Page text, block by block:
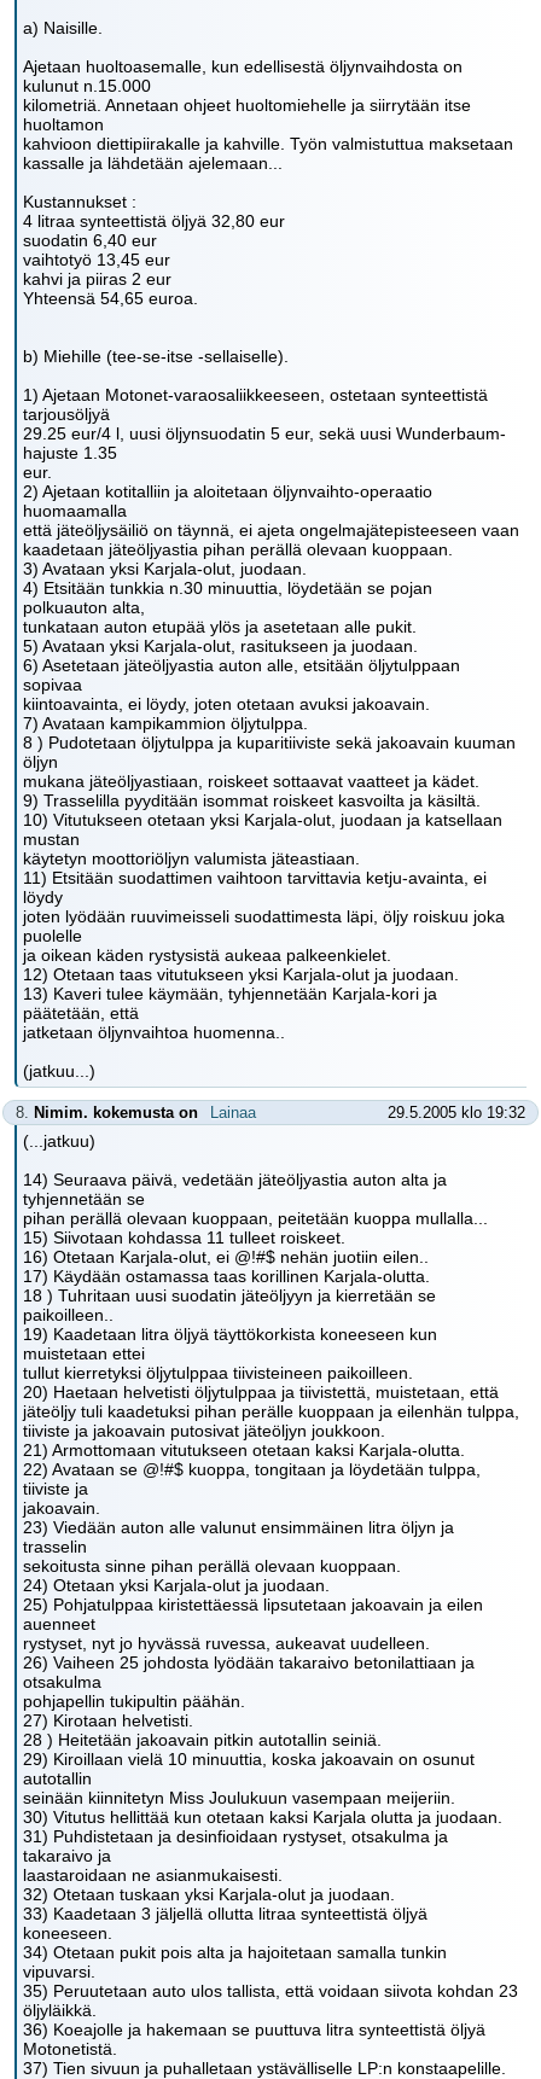
a) Naisille.
Ajetaan huoltoasemalle, kun edellisestä öljynvaihdosta on
kulunut n.15.000
kilometriä. Annetaan ohjeet huoltomiehelle ja siirrytään itse
huoltamon
kahvioon diettipiirakalle ja kahville. Työn valmistuttua maksetaan
kassalle ja lähdetään ajelemaan...
Kustannukset :
4 litraa synteettistä öljyä 32,80 eur
suodatin 6,40 eur
vaihtotyö 13,45 eur
kahvi ja piiras 2 eur
Yhteensä 54,65 euroa.
b) Miehille (tee-se-itse -sellaiselle).
1) Ajetaan Motonet-varaosaliikkeeseen, ostetaan synteettistä
tarjousöljyä
29.25 eur/4 l, uusi öljynsuodatin 5 eur, sekä uusi Wunderbaum-
hajuste 1.35
eur.
2) Ajetaan kotitalliin ja aloitetaan öljynvaihto-operaatio
huomaamalla
että jäteöljysäiliö on täynnä, ei ajeta ongelmajätepisteeseen vaan
kaadetaan jäteöljyastia pihan perällä olevaan kuoppaan.
3) Avataan yksi Karjala-olut, juodaan.
4) Etsitään tunkkia n.30 minuuttia, löydetään se pojan
polkuauton alta,
tunkataan auton etupää ylös ja asetetaan alle pukit.
5) Avataan yksi Karjala-olut, rasitukseen ja juodaan.
6) Asetetaan jäteöljyastia auton alle, etsitään öljytulppaan
sopivaa
kiintoavainta, ei löydy, joten otetaan avuksi jakoavain.
7) Avataan kampikammion öljytulppa.
8 ) Pudotetaan öljytulppa ja kuparitiiviste sekä jakoavain kuuman
öljyn
mukana jäteöljyastiaan, roiskeet sottaavat vaatteet ja kädet.
9) Trasselilla pyyditään isommat roiskeet kasvoilta ja käsiltä.
10) Vitutukseen otetaan yksi Karjala-olut, juodaan ja katsellaan
mustan
käytetyn moottoriöljyn valumista jäteastiaan.
11) Etsitään suodattimen vaihtoon tarvittavia ketju-avainta, ei
löydy
joten lyödään ruuvimeisseli suodattimesta läpi, öljy roiskuu joka
puolelle
ja oikean käden rystysistä aukeaa palkeenkielet.
12) Otetaan taas vitutukseen yksi Karjala-olut ja juodaan.
13) Kaveri tulee käymään, tyhjennetään Karjala-kori ja
päätetään, että
jatketaan öljynvaihtoa huomenna..
(jatkuu...)
8. Nimim. kokemusta on Lainaa 29.5.2005 klo 19:32
(...jatkuu)
14) Seuraava päivä, vedetään jäteöljyastia auton alta ja
tyhjennetään se
pihan perällä olevaan kuoppaan, peitetään kuoppa mullalla...
15) Siivotaan kohdassa 11 tulleet roiskeet.
16) Otetaan Karjala-olut, ei @!#$ nehän juotiin eilen..
17) Käydään ostamassa taas korillinen Karjala-olutta.
18 ) Tuhritaan uusi suodatin jäteöljyyn ja kierretään se
paikoilleen..
19) Kaadetaan litra öljyä täyttökorkista koneeseen kun
muistetaan ettei
tullut kierretyksi öljytulppaa tiivisteineen paikoilleen.
20) Haetaan helvetisti öljytulppaa ja tiivistettä, muistetaan, että
jäteöljy tuli kaadetuksi pihan perälle kuoppaan ja eilenhän tulppa,
tiiviste ja jakoavain putosivat jäteöljyn joukkoon.
21) Armottomaan vitutukseen otetaan kaksi Karjala-olutta.
22) Avataan se @!#$ kuoppa, tongitaan ja löydetään tulppa,
tiiviste ja
jakoavain.
23) Viedään auton alle valunut ensimmäinen litra öljyn ja
trasselin
sekoitusta sinne pihan perällä olevaan kuoppaan.
24) Otetaan yksi Karjala-olut ja juodaan.
25) Pohjatulppaa kiristettäessä lipsutetaan jakoavain ja eilen
auenneet
rystyset, nyt jo hyvässä ruvessa, aukeavat uudelleen.
26) Vaiheen 25 johdosta lyödään takaraivo betonilattiaan ja
otsakulma
pohjapellin tukipultin päähän.
27) Kirotaan helvetisti.
28 ) Heitetään jakoavain pitkin autotallin seiniä.
29) Kiroillaan vielä 10 minuuttia, koska jakoavain on osunut
autotallin
seinään kiinnitetyn Miss Joulukuun vasempaan meijeriin.
30) Vitutus hellittää kun otetaan kaksi Karjala olutta ja juodaan.
31) Puhdistetaan ja desinfioidaan rystyset, otsakulma ja
takaraivo ja
laastaroidaan ne asianmukaisesti.
32) Otetaan tuskaan yksi Karjala-olut ja juodaan.
33) Kaadetaan 3 jäljellä ollutta litraa synteettistä öljyä
koneeseen.
34) Otetaan pukit pois alta ja hajoitetaan samalla tunkin
vipuvarsi.
35) Peruutetaan auto ulos tallista, että voidaan siivota kohdan 23
öljyläikkä.
36) Koeajolle ja hakemaan se puuttuva litra synteettistä öljyä
Motonetistä.
37) Tien sivuun ja puhalletaan ystävälliselle LP:n konstaapelille.